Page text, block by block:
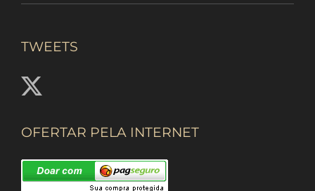
TWEETS
OFERTAR PELA INTERNET